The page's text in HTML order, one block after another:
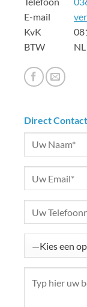
E-mail
KvK
BTW
Direct Contact